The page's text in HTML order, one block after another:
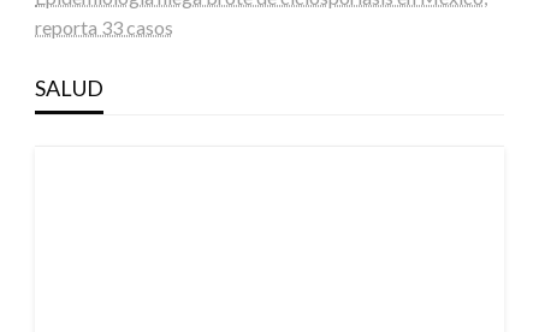
reporta 33 casos
SALUD